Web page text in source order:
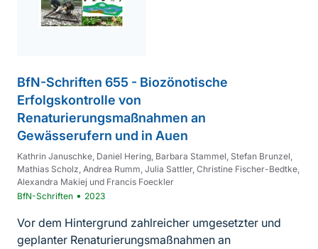
BfN-Schriften 655 - Biozönotische
Erfolgskontrolle von
Renaturierungsmaßnahmen an
Gewässerufern und in Auen
Kathrin Januschke, Daniel Hering, Barbara Stammel, Stefan Brunzel,
Mathias Scholz, Andrea Rumm, Julia Sattler, Christine Fischer-Bedtke,
Alexandra Makiej und Francis Foeckler
BfN-Schriften • 2023
Vor dem Hintergrund zahlreicher umgesetzter und
geplanter Renaturierungsmaßnahmen an